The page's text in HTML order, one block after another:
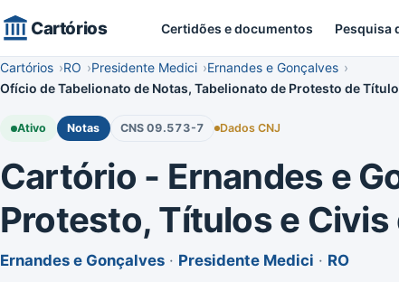
Cartórios Certidões e documentos Pesquisa
Cartórios RO Presidente Medici
Ernandes e Gonçalves
Ofício de Tabelionato de Notas, Tabelionato de Protesto de
Ativo Notas CNS 09.573-7 Dados CNJ
Cartório - Ernandes e
Protesto, Títulos e
Ernandes e Gonçalves · Presidente Medici · RO